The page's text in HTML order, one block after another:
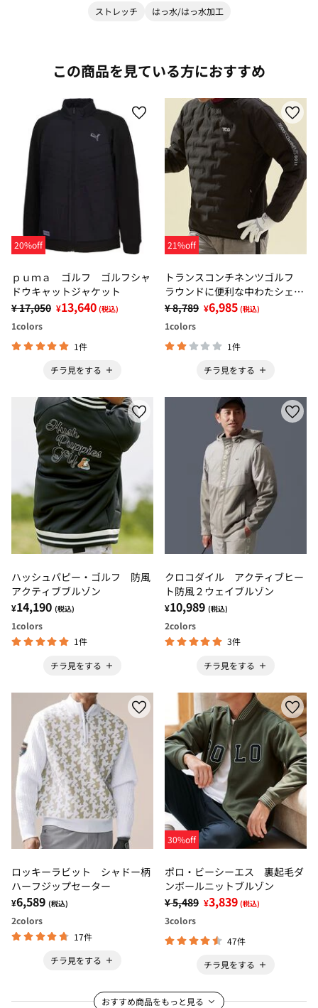
ストレッチ はっ水/はっ水加工
この商品を見ている方におすすめ
20%off
ｐｕｍａ ゴルフ ゴルフシャ
ドウキャットジャケット
¥ 17,050 ¥13,640 (税込)
1colors
1件
チラ見をする
21%off
トランスコンチネンツゴルフ
ラウンドに便利な中わたシェル
ジャケット
¥ 8,789 ¥6,985 (税込)
1colors
1件
チラ見をする
ハッシュパピー・ゴルフ 防風
アクティブブルゾン
¥14,190 (税込)
1colors
1件
チラ見をする
クロコダイル アクティブヒー
ト防風２ウェイブルゾン
¥10,989 (税込)
2colors
3件
チラ見をする
ロッキーラビット シャドー柄
ハーフジップセーター
¥6,589 (税込)
2colors
17件
チラ見をする
30%off
ポロ・ビーシーエス 裏起毛ダ
ンボールニットブルゾン
¥ 5,489 ¥3,839 (税込)
3colors
47件
チラ見をする
おすすめ商品をもっと見る